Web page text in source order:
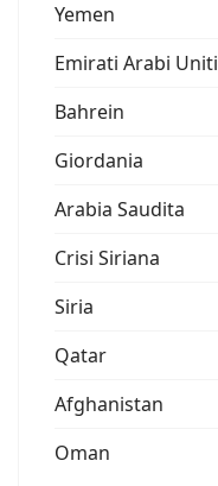
Yemen
Emirati Arabi Uniti
Bahrein
Giordania
Arabia Saudita
Crisi Siriana
Siria
Qatar
Afghanistan
Oman